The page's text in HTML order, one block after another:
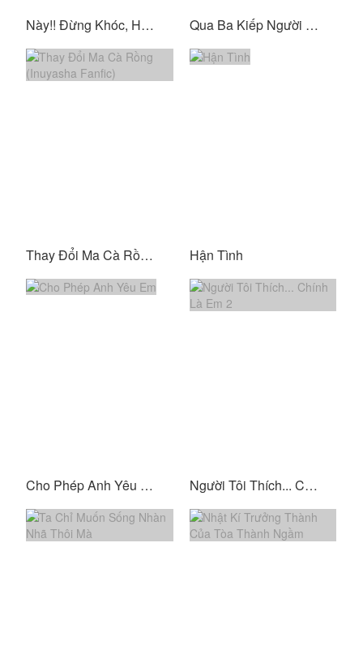
Này!! Đừng Khóc, Hãy Để Tôi Bảo Vệ Em!!! Qua Ba Kiếp Người Mới Trải Nghiệm Nhân Sinh
Thay Đổi Ma Cà Rồng (Inuyasha Fanfic) Hận Tình
Cho Phép Anh Yêu Em Người Tôi Thích... Chính Là Em 2